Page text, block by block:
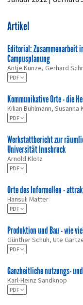
Artikel
Editorial: Zusammenarbeit
Campusplanung
Antje Kunze, Gerhard
PDF
Kommunikative Orte - die
Kilian Bühlmann, Susanna
PDF
Werkstattbericht zur
Universität Innsbruck
Arnold Klotz
PDF
Orte des Informellen -
Hansuli Matter
PDF
Produktion und Bau - wie
Günther Schuh, Ute
PDF
Ganzheitliche nutzungs-
Karl-Heinz Sandknop
PDF